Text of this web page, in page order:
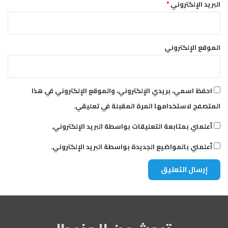
ي
ن
و
ا
م
ز
ر
ع
ي
ن
البريد الإلكتروني*
الموقع الإلكتروني
احفظ اسمي، بريدي الإلكتروني، والموقع الإلكتروني في هذا
المتصفح لاستخدامها المرة المقبلة في تعليقي.
أعلمني بمتابعة التعليقات بواسطة البريد الإلكتروني.
أعلمني بالمواضيع الجديدة بواسطة البريد الإلكتروني.